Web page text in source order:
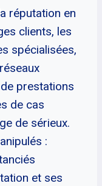
réputation en
clients, les
spécialisées,
prestations
de cas
de sérieux.
:
et ses